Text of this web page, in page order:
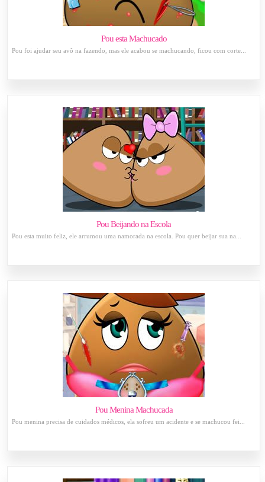
Pou esta Machucado
Pou foi ajudar seu avô na fazendo, mas ele acabou se machucando, ficou com corte...
Pou Beijando na Escola
Pou esta muito feliz, ele arrumou uma namorada na escola. Pou quer beijar sua na...
Pou Menina Machucada
Pou menina precisa de cuidados médicos, ela sofreu um acidente e se machucou fei...